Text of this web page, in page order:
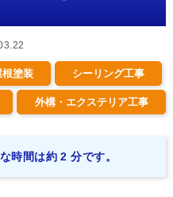
根塗装 シーリング工事
外構・エクステリア工事
時間は約 2 分です。